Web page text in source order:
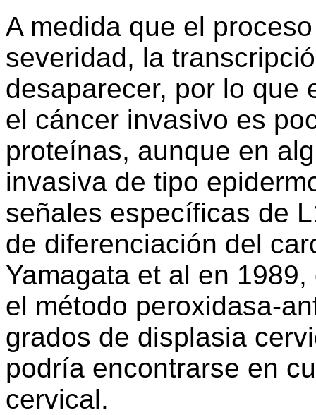
A medida que el
severidad, la
desaparecer, por lo que
el cáncer invasivo es
proteínas, aunque en
invasiva de tipo
señales específicas de
de diferenciación del
Yamagata et al en
el método peroxidasa-
grados de displasia
podría encontrarse en
cervical.